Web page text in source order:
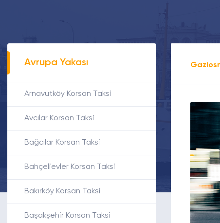
Avrupa Yakası
Arnavutköy Korsan Taksi
Avcılar Korsan Taksi
Bağcılar Korsan Taksi
Bahçelievler Korsan Taksi
Bakırköy Korsan Taksi
Başakşehir Korsan Taksi